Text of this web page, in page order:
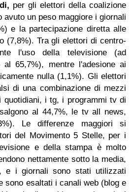
per gli elettori della coalizione
avuto un peso maggiore i giornali
e la partecipazione diretta alle
(7,8%). Tra gli elettori di centro-
l'uso della televisione (ad
65,7%), mentre l'adesione ai
nulla (1,1%). Gli elettori
di una combinazione di mezzi
quotidiani, i tg, i programmi tv di
al 44,7%, le tv all news,
Le differenze maggiori si
del Movimento 5 Stelle, per i
e della stampa è molto
nettamente sotto la media,
e i giornali sono stati utilizzati
sono esaltati i canali web (blog e